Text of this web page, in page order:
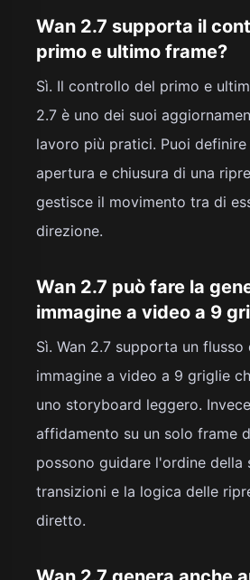
Wan 2.7 supporta il
primo e ultimo frame?
Sì. Il controllo del primo e
2.7 è uno dei suoi
lavoro più pratici. Puoi
apertura e chiusura di una
gestisce il movimento tra di
direzione.
Wan 2.7 può fare la
immagine a video a 9
Sì. Wan 2.7 supporta un
immagine a video a 9 griglie
uno storyboard leggero.
affidamento su un solo frame
possono guidare l'ordine della
transizioni e la logica delle
diretto.